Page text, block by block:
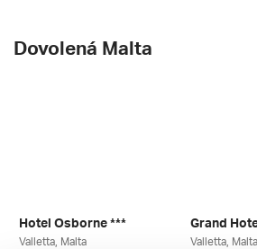
Dovolená Malta
Hotel Osborne ***
Valletta, Malta
Valletta, Malta